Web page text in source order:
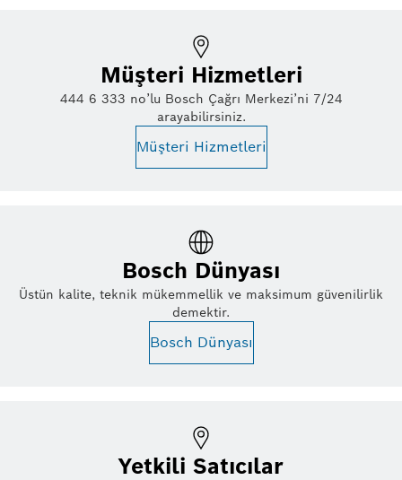
Müşteri Hizmetleri
444 6 333 no’lu Bosch Çağrı Merkezi’ni 7/24
arayabilirsiniz.
Müşteri Hizmetleri
Bosch Dünyası
Üstün kalite, teknik mükemmellik ve maksimum güvenilirlik
demektir.
Bosch Dünyası
Yetkili Satıcılar